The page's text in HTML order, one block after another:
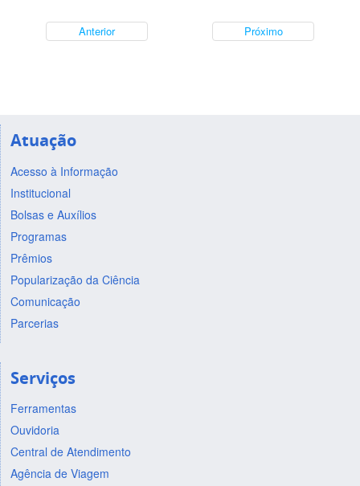
Anterior Próximo
Atuação
Acesso à Informação
Institucional
Bolsas e Auxílios
Programas
Prêmios
Popularização da Ciência
Comunicação
Parcerias
Serviços
Ferramentas
Ouvidoria
Central de Atendimento
Agência de Viagem